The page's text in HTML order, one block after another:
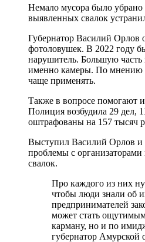
Немало мусора было убрано
выявленных свалок
Губернатор Василий Орлов
фотоловушек. В 2022 году
нарушитель. Большую часть
именно камеры. По мнению
чаще применять.
Также в вопросе помогают
Полиция возбудила 29 дел,
оштрафованы на 157 тысяч
Выступил Василий Орлов и
проблемы с
свалок.
Про каждого из них
чтобы люди знали об
предпринимателей
может стать
карману, но и по
губернатор Амурской